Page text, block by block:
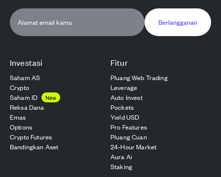
Investasi
Saham AS
Crypto
Saham ID
New
Reksa Dana
Emas
Options
Crypto Futures
Bandingkan Aset
Fitur
Pluang Web Trading
Leverage
Auto Invest
Pockets
Yield USD
Pro Features
Pluang Cuan
24-Hour Market
Aura Ai
Staking
Berlangganan